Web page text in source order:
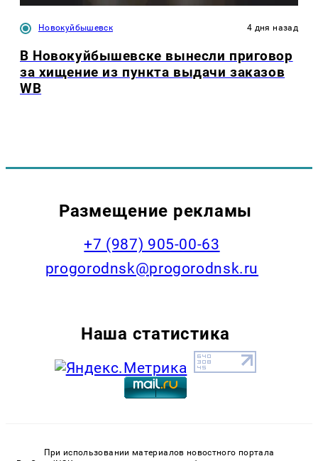
Новокуйбышевск 4 дня назад
В Новокуйбышевске вынесли приговор
за хищение из пункта выдачи заказов
WB
Размещение рекламы
+7 (987) 905-00-63
progorodnsk@progorodnsk.ru
Наша статистика
При использовании материалов новостного портала